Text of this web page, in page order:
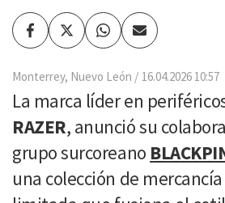
FacebookTwitterWhatsapp
Enviar
por
Monterrey, Nuevo León 16.04.2026 10:57
La marca líder en
RAZER, anunció su
grupo surcoreano
una colección de